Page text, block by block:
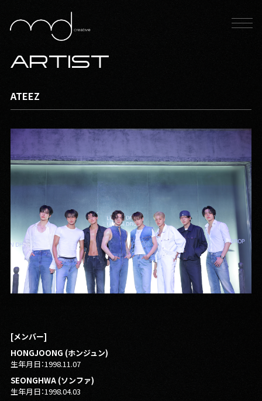
ARTIST
ATEEZ
[メンバー]
HONGJOONG (ホンジュン)
生年月日：1998.11.07
SEONGHWA (ソンファ)
生年月日：1998.04.03